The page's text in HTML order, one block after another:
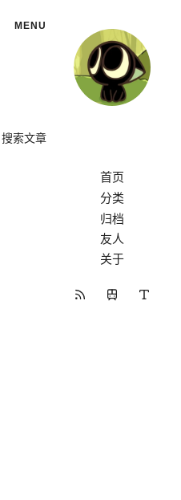
MENU
首页
分类
归档
友人
关于
RSS 订阅
开往